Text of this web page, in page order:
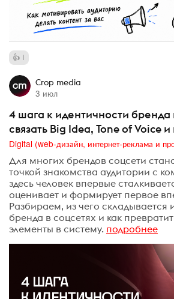
1
Crop media
3 июл
4 шага к идентичности бренда
связать Big Idea, Tone of Voice и
Для многих брендов соцсети
точкой знакомства аудитории с
здесь человек впервые
оценивает и формирует первое
Разбираем, из чего складывается
бренда в соцсетях и как
элементы в систему. подробнее